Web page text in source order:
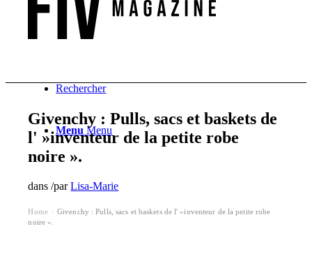
Rechercher
Menu Menu
Givenchy : Pulls, sacs et baskets de
l' »inventeur de la petite robe
noire ».
dans/parLisa-Marie
Home
Givenchy : Pulls, sacs et baskets de l' »inventeur de la petite robe
noire ».